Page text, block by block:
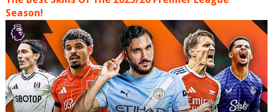
Season!